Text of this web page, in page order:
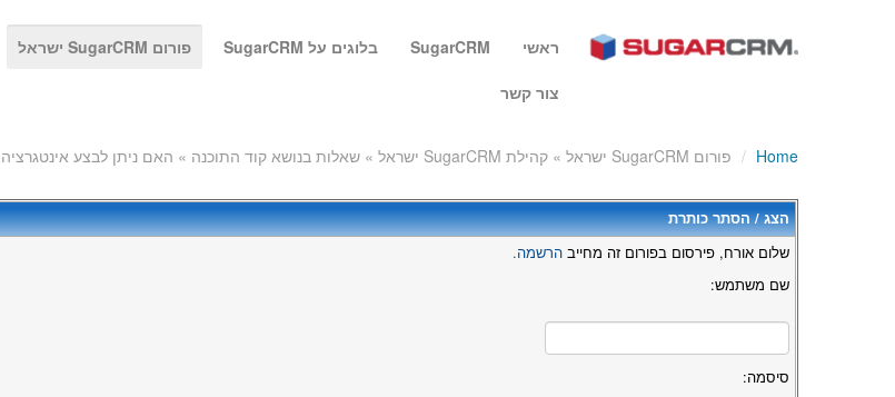
ראשי SugarCRM בלוגים על SugarCRM פורום SugarCRM ישראל
צור קשר
Home
/ פורום SugarCRM ישראל » קהילת SugarCRM ישראל » שאלות בנושא קוד התוכנה » האם ניתן לבצע אינטגרציה דרך logic hook שמציעה SugarCRM?
הצג / הסתר כותרת
שלום אורח, פירסום בפורום זה מחייב הרשמה.
שם משתמש:
סיסמה: